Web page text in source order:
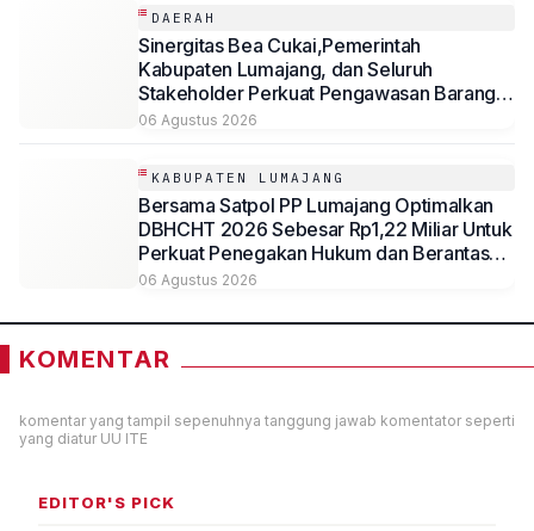
DAERAH
Sinergitas Bea Cukai,Pemerintah
Kabupaten Lumajang, dan Seluruh
Stakeholder Perkuat Pengawasan Barang
Kena Cukai Ilegal Melalui Pemanfaatan
06 Agustus 2026
KABUPATEN LUMAJANG
Bersama Satpol PP Lumajang Optimalkan
DBHCHT 2026 Sebesar Rp1,22 Miliar Untuk
Perkuat Penegakan Hukum dan Berantas
Rokok Ilegal
06 Agustus 2026
KOMENTAR
komentar yang tampil sepenuhnya tanggung jawab komentator seperti
yang diatur UU ITE
EDITOR'S PICK